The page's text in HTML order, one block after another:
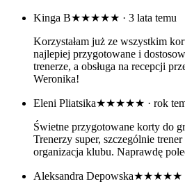
Kinga B★★★★★ · 3 lata temu
Korzystałam już ze wszystkim
najlepiej przygotowane i
trenerze, a obsługa na recepcji
Weronika!
Eleni Pliatsika★★★★★ · rok
Świetne przygotowane korty do
Trenerzy super, szczególnie
organizacja klubu. Naprawdę
Aleksandra Depowska★★★★★